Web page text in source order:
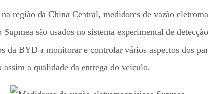
região da China Central, medidores de vazão
são usados no sistema experimental de
da BYD a monitorar e controlar vários aspectos dos
a qualidade da entrega do veículo.